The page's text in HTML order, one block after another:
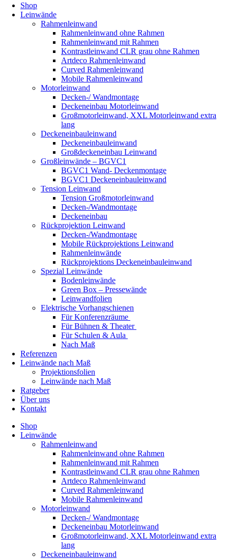
Shop
Leinwände
Rahmenleinwand
Rahmenleinwand ohne Rahmen
Rahmenleinwand mit Rahmen
Kontrastleinwand CLR grau ohne Rahmen
Artdeco Rahmenleinwand
Curved Rahmenleinwand
Mobile Rahmenleinwand
Motorleinwand
Decken-/ Wandmontage
Deckeneinbau Motorleinwand
Großmotorleinwand, XXL Motorleinwand extra
lang
Deckeneinbauleinwand
Deckeneinbauleinwand
Großdeckeneinbau Leinwand
Großleinwände – BGVC1
BGVC1 Wand- Deckenmontage
BGVC1 Deckeneinbauleinwand
Tension Leinwand
Tension Großmotorleinwand
Decken-/Wandmontage
Deckeneinbau
Rückprojektion Leinwand
Decken-/Wandmontage
Mobile Rückprojektions Leinwand
Rahmenleinwände
Rückprojektions Deckeneinbauleinwand
Spezial Leinwände
Bodenleinwände
Green Box – Pressewände
Leinwandfolien
Elektrische Vorhangschienen
Für Konferenzräume
Für Bühnen & Theater
Für Schulen & Aula
Nach Maß
Referenzen
Leinwände nach Maß
Projektionsfolien
Leinwände nach Maß
Ratgeber
Über uns
Kontakt
Shop
Leinwände
Rahmenleinwand
Rahmenleinwand ohne Rahmen
Rahmenleinwand mit Rahmen
Kontrastleinwand CLR grau ohne Rahmen
Artdeco Rahmenleinwand
Curved Rahmenleinwand
Mobile Rahmenleinwand
Motorleinwand
Decken-/ Wandmontage
Deckeneinbau Motorleinwand
Großmotorleinwand, XXL Motorleinwand extra
lang
Deckeneinbauleinwand